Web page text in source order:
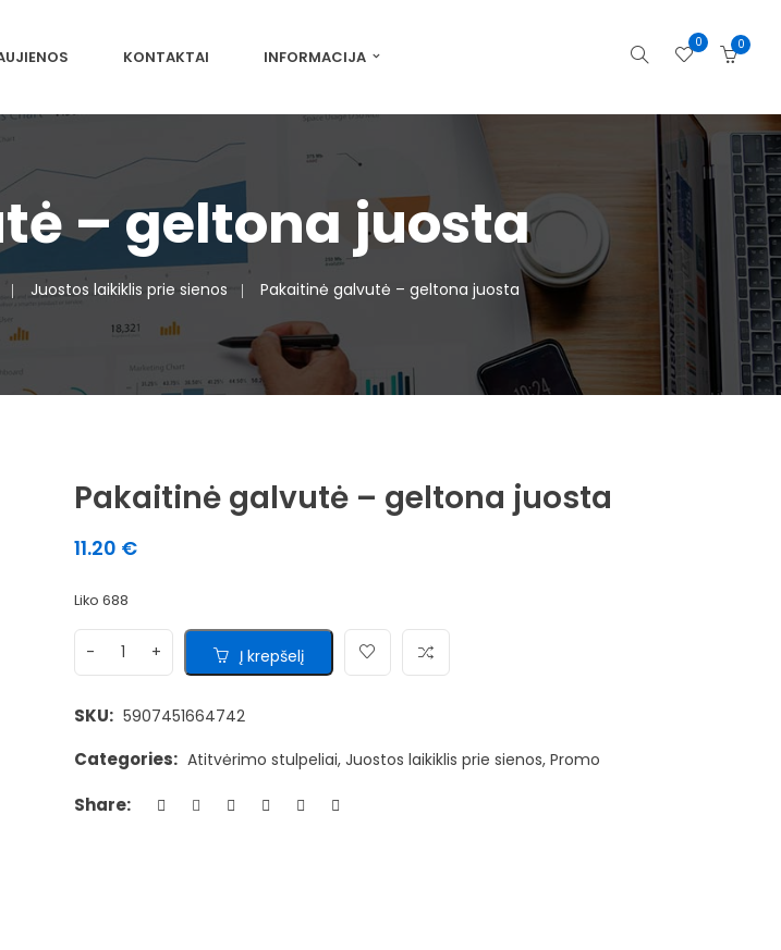
KONTAKTAI INFORMACIJA
0 0
– geltona juosta
Juostos laikiklis prie sienos Pakaitinė galvutė – geltona juosta
Pakaitinė galvutė – geltona juosta
11.20 €
Liko 688
Į krepšelį
SKU: 5907451664742
Categories: Atitvėrimo stulpeliai, Juostos laikiklis prie sienos, Promo
Share: